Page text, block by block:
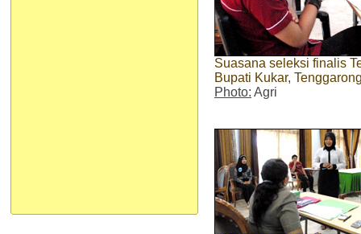
Suasana seleksi finalis
Bupati Kukar,
Photo: Agri